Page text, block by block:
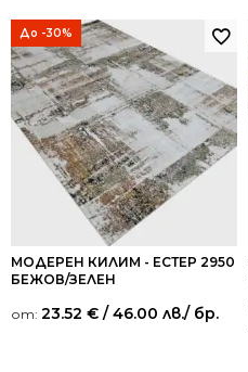
До -30%
МОДЕРЕН КИЛИМ - ЕСТЕР 2950
БЕЖОВ/ЗЕЛЕН
от: 23.52 € / 46.00 лв./ бр.